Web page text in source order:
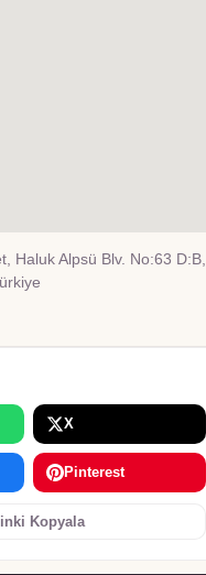
Haluk Alpsü Blv. No:63 D:B,
X
Pinterest
Kopyala